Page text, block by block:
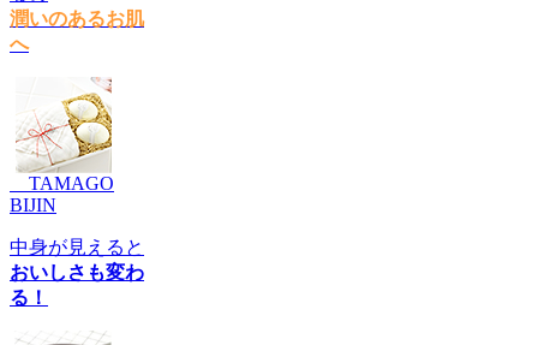
潤いのあるお肌
へ
TAMAGO
BIJIN
中身が見えると
おいしさも変わ
る！